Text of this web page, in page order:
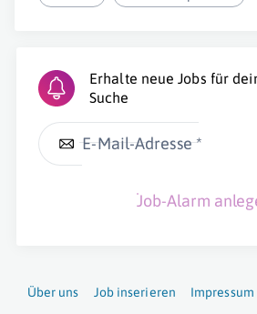
Erhalte neue Jobs für
Suche
E-Mail-Adresse *
Job-Alarm
Über uns Job inserieren Impressum